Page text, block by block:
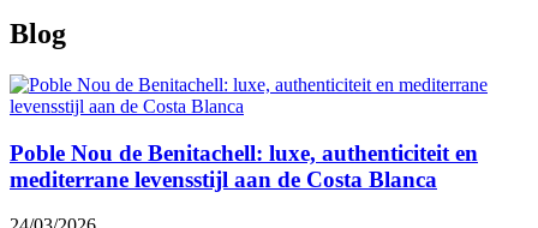
Blog
Poble Nou de Benitachell: luxe, authenticiteit en
mediterrane levensstijl aan de Costa Blanca